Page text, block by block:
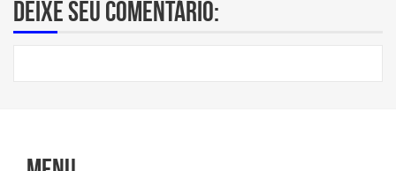
Deixe seu comentário: